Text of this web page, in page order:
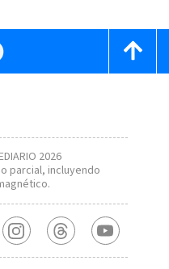
2026
parcial, incluyendo